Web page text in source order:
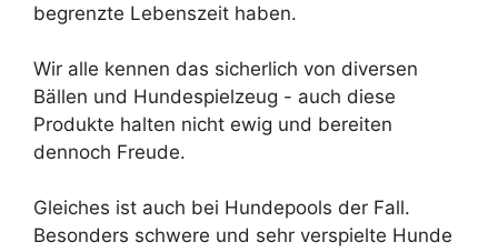
begrenzte Lebenszeit haben.
Wir alle kennen das sicherlich von diversen
Bällen und Hundespielzeug - auch diese
Produkte halten nicht ewig und bereiten
dennoch Freude.
Gleiches ist auch bei Hundepools der Fall.
Besonders schwere und sehr verspielte Hunde